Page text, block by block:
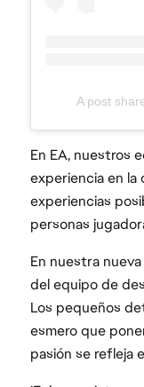
A post
En EA, nuestros
experiencia en la
experiencias
personas
En nuestra
del equipo de
Los pequeños
esmero que
pasión se refleja